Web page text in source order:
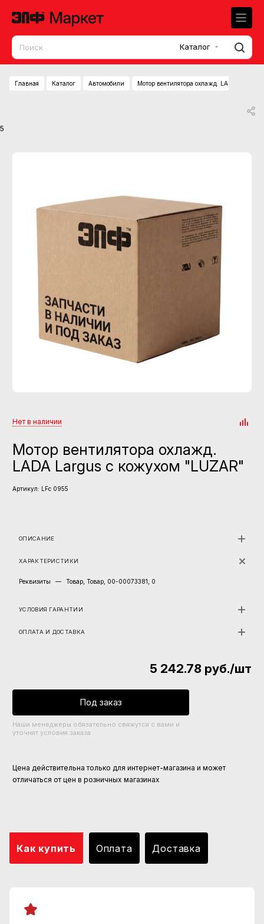
Каталог
Главная Каталог Автомобили Мотор вентилятора охлажд. LADA Largus
5
Нет в наличии
Мотор вентилятора охлажд.
LADA Largus с кожухом "LUZAR"
Артикул: LFc 0955
ОПИСАНИЕ
ХАРАКТЕРИСТИКИ
Реквизиты — Товар, Товар, 00-00073381, 0
УСЛОВИЯ ГАРАНТИИ
ОПЛАТА И ДОСТАВКА
5 242.78 руб./шт
Под заказ
Наши менеджеры обязательно свяжутся с вами и
уточнят условия заказа
Цена действительна только для интернет-магазина и может
отличаться от цен в розничных магазинах
Как купить Оплата Доставка